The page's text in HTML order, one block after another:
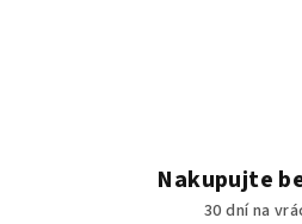
Nakupujte
30 dní na